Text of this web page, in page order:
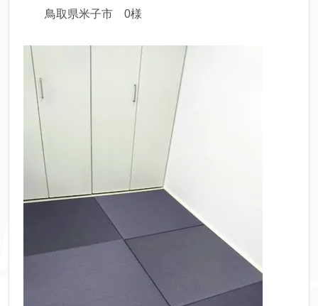
鳥取県米子市 0様